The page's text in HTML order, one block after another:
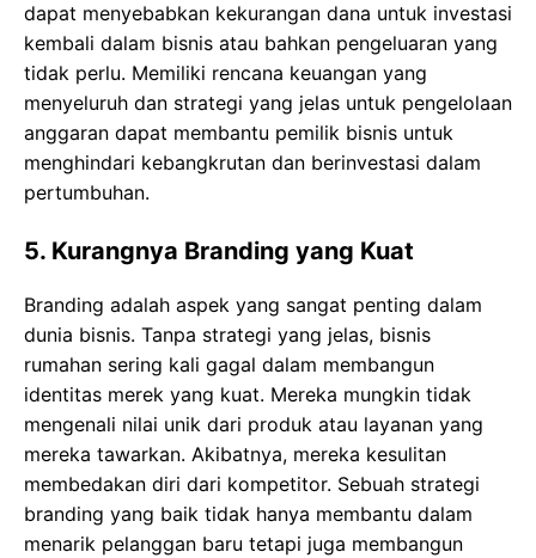
dapat menyebabkan kekurangan dana untuk investasi
kembali dalam bisnis atau bahkan pengeluaran yang
tidak perlu. Memiliki rencana keuangan yang
menyeluruh dan strategi yang jelas untuk pengelolaan
anggaran dapat membantu pemilik bisnis untuk
menghindari kebangkrutan dan berinvestasi dalam
pertumbuhan.
5. Kurangnya Branding yang Kuat
Branding adalah aspek yang sangat penting dalam
dunia bisnis. Tanpa strategi yang jelas, bisnis
rumahan sering kali gagal dalam membangun
identitas merek yang kuat. Mereka mungkin tidak
mengenali nilai unik dari produk atau layanan yang
mereka tawarkan. Akibatnya, mereka kesulitan
membedakan diri dari kompetitor. Sebuah strategi
branding yang baik tidak hanya membantu dalam
menarik pelanggan baru tetapi juga membangun